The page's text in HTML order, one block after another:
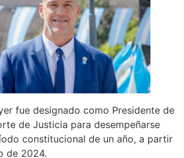
fue designado como Presidente de
de Justicia para desempeñarse
constitucional de un año, a partir
de 2024.